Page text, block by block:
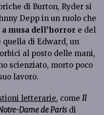
di Burton, Ryder si
Depp in un ruolo che
musa dell’horror e del
di Edward, un
al posto delle mani,
scienziato, morto poco
lavoro.
letterarie, comeIl
Dame de Parisdi